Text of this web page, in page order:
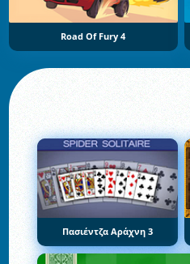
Road Of Fury 4
Πασιέντζα Αράχνη 3